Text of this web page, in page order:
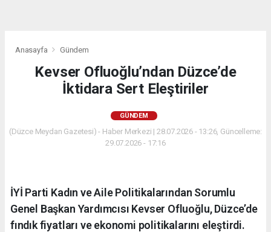
Anasayfa Gündem
Kevser Ofluoğlu’ndan Düzce’de
İktidara Sert Eleştiriler
GÜNDEM
(Düzce Meydan Gazetesi) - Haber Merkezi | 28.07.2026 - 13:26, Güncelleme:
29.07.2026 - 17:16
İYİ Parti Kadın ve Aile Politikalarından Sorumlu
Genel Başkan Yardımcısı Kevser Ofluoğlu, Düzce’de
fındık fiyatları ve ekonomi politikalarını eleştirdi.